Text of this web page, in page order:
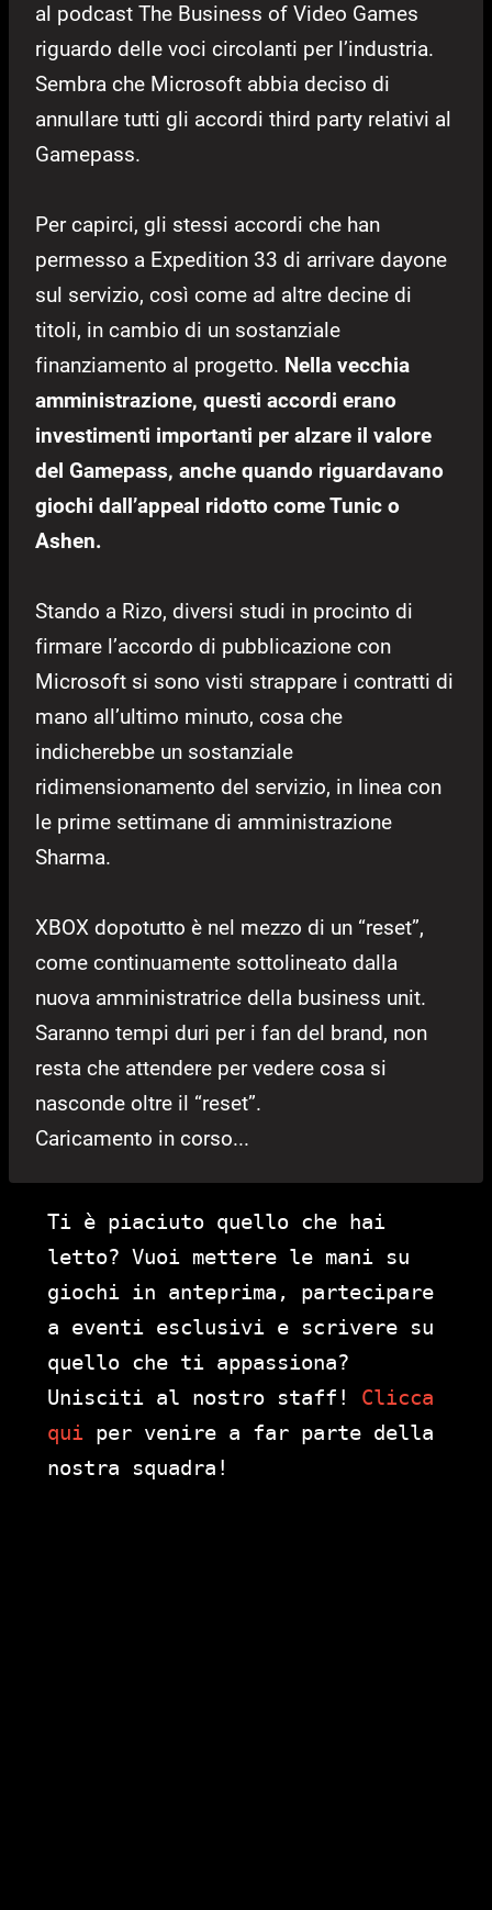
al podcast The Business of Video Games
riguardo delle voci circolanti per l’industria.
Sembra che Microsoft abbia deciso di
annullare tutti gli accordi third party relativi al
Gamepass.
Per capirci, gli stessi accordi che han
permesso a Expedition 33 di arrivare dayone
sul servizio, così come ad altre decine di
titoli, in cambio di un sostanziale
finanziamento al progetto. Nella vecchia
amministrazione, questi accordi erano
investimenti importanti per alzare il valore
del Gamepass, anche quando riguardavano
giochi dall’appeal ridotto come Tunic o
Ashen.
Stando a Rizo, diversi studi in procinto di
firmare l’accordo di pubblicazione con
Microsoft si sono visti strappare i contratti di
mano all’ultimo minuto, cosa che
indicherebbe un sostanziale
ridimensionamento del servizio, in linea con
le prime settimane di amministrazione
Sharma.
XBOX dopotutto è nel mezzo di un “reset”,
come continuamente sottolineato dalla
nuova amministratrice della business unit.
Saranno tempi duri per i fan del brand, non
resta che attendere per vedere cosa si
nasconde oltre il “reset”.
Caricamento in corso...
Ti è piaciuto quello che hai
letto? Vuoi mettere le mani su
giochi in anteprima, partecipare
a eventi esclusivi e scrivere su
quello che ti appassiona?
Unisciti al nostro staff! Clicca
qui per venire a far parte della
nostra squadra!